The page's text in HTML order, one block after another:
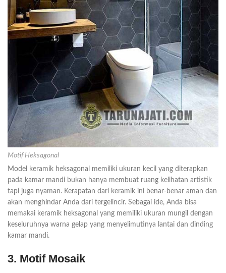
Motif Heksagonal
Model keramik heksagonal memiliki ukuran kecil yang diterapkan
pada kamar mandi bukan hanya membuat ruang kelihatan artistik
tapi juga nyaman. Kerapatan dari keramik ini benar-benar aman dan
akan menghindar Anda dari tergelincir. Sebagai ide, Anda bisa
memakai keramik heksagonal yang memiliki ukuran mungil dengan
keseluruhnya warna gelap yang menyelimutinya lantai dan dinding
kamar mandi.
3. Motif Mosaik